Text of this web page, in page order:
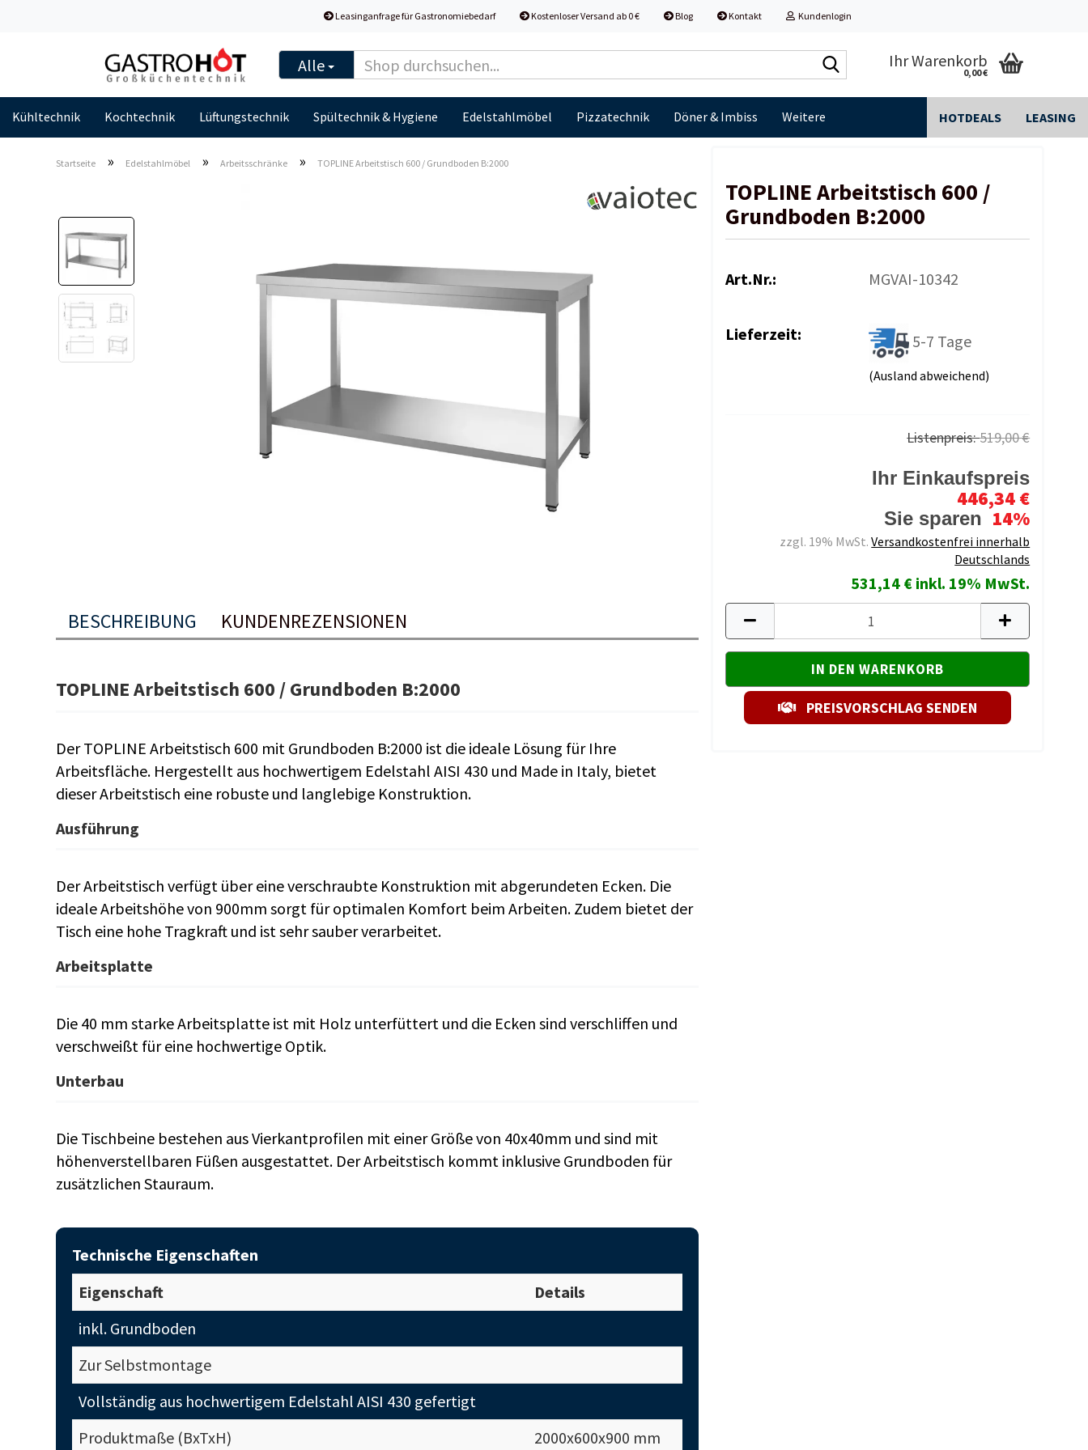
Leasinganfrage für Gastronomiebedarf Kostenloser Versand ab 0 € Blog Kontakt Kundenlogin
Alle
durchsuchen...
Ihr Warenkorb
0,00 €
Kühltechnik Kochtechnik Lüftungstechnik Spültechnik & Hygiene Edelstahlmöbel Pizzatechnik Döner & Imbiss HOTDEALS LEASING
Weitere
Startseite » Edelstahlmöbel » Arbeitsschränke » TOPLINE Arbeitstisch 600 / Grundboden B:2000
TOPLINE Arbeitstisch 600 /
Grundboden B:2000
Art.Nr.: MGVAI-10342
Lieferzeit: 5-7 Tage
(Ausland abweichend)
Listenpreis:519,00 €
Ihr Einkaufspreis
446,34 €
Sie sparen 14%
zzgl. 19% MwSt.Versandkostenfrei innerhalb
Deutschlands
531,14 € inkl. 19% MwSt.
PREISVORSCHLAG SENDEN
BESCHREIBUNG KUNDENREZENSIONEN
TOPLINE Arbeitstisch 600 / Grundboden B:2000
Der TOPLINE Arbeitstisch 600 mit Grundboden B:2000 ist die ideale Lösung für Ihre
Arbeitsfläche. Hergestellt aus hochwertigem Edelstahl AISI 430 und Made in Italy, bietet
dieser Arbeitstisch eine robuste und langlebige Konstruktion.
Ausführung
Der Arbeitstisch verfügt über eine verschraubte Konstruktion mit abgerundeten Ecken. Die
ideale Arbeitshöhe von 900mm sorgt für optimalen Komfort beim Arbeiten. Zudem bietet der
Tisch eine hohe Tragkraft und ist sehr sauber verarbeitet.
Arbeitsplatte
Die 40 mm starke Arbeitsplatte ist mit Holz unterfüttert und die Ecken sind verschliffen und
verschweißt für eine hochwertige Optik.
Unterbau
Die Tischbeine bestehen aus Vierkantprofilen mit einer Größe von 40x40mm und sind mit
höhenverstellbaren Füßen ausgestattet. Der Arbeitstisch kommt inklusive Grundboden für
zusätzlichen Stauraum.
Technische Eigenschaften
Eigenschaft
Details
inkl. Grundboden
Zur Selbstmontage
Vollständig aus hochwertigem Edelstahl AISI 430 gefertigt
Produktmaße (BxTxH)
2000x600x900 mm